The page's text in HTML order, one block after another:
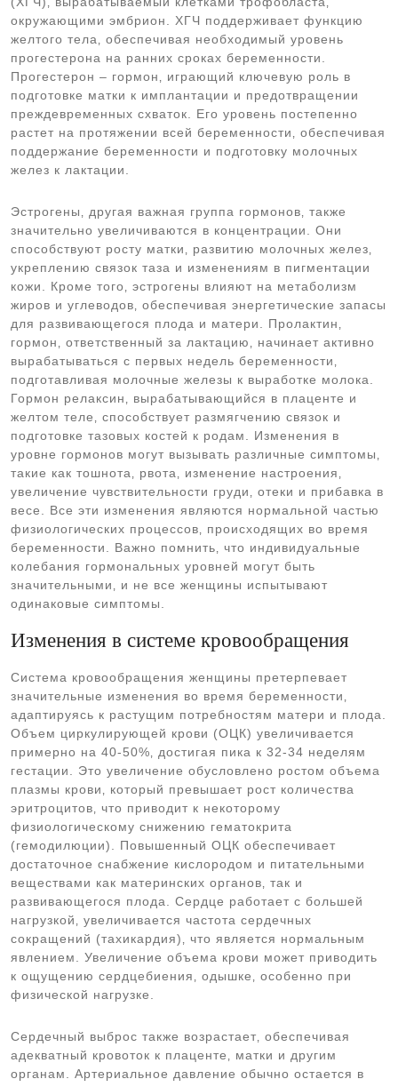
окружающими эмбрион. ХГЧ поддерживает функцию
желтого тела‚ обеспечивая необходимый уровень
прогестерона на ранних сроках беременности.
Прогестерон – гормон‚ играющий ключевую роль в
подготовке матки к имплантации и предотвращении
преждевременных схваток. Его уровень постепенно
растет на протяжении всей беременности‚ обеспечивая
поддержание беременности и подготовку молочных
желез к лактации.
Эстрогены‚ другая важная группа гормонов‚ также
значительно увеличиваются в концентрации. Они
способствуют росту матки‚ развитию молочных желез‚
укреплению связок таза и изменениям в пигментации
кожи. Кроме того‚ эстрогены влияют на метаболизм
жиров и углеводов‚ обеспечивая энергетические запасы
для развивающегося плода и матери. Пролактин‚
гормон‚ ответственный за лактацию‚ начинает активно
вырабатываться с первых недель беременности‚
подготавливая молочные железы к выработке молока.
Гормон релаксин‚ вырабатывающийся в плаценте и
желтом теле‚ способствует размягчению связок и
подготовке тазовых костей к родам. Изменения в
уровне гормонов могут вызывать различные симптомы‚
такие как тошнота‚ рвота‚ изменение настроения‚
увеличение чувствительности груди‚ отеки и прибавка в
весе. Все эти изменения являются нормальной частью
физиологических процессов‚ происходящих во время
беременности. Важно помнить‚ что индивидуальные
колебания гормональных уровней могут быть
значительными‚ и не все женщины испытывают
одинаковые симптомы.
Изменения в системе кровообращения
Система кровообращения женщины претерпевает
значительные изменения во время беременности‚
адаптируясь к растущим потребностям матери и плода.
Объем циркулирующей крови (ОЦК) увеличивается
примерно на 40-50%‚ достигая пика к 32-34 неделям
гестации. Это увеличение обусловлено ростом объема
плазмы крови‚ который превышает рост количества
эритроцитов‚ что приводит к некоторому
физиологическому снижению гематокрита
(гемодилюции). Повышенный ОЦК обеспечивает
достаточное снабжение кислородом и питательными
веществами как материнских органов‚ так и
развивающегося плода. Сердце работает с большей
нагрузкой‚ увеличивается частота сердечных
сокращений (тахикардия)‚ что является нормальным
явлением. Увеличение объема крови может приводить
к ощущению сердцебиения‚ одышке‚ особенно при
физической нагрузке.
Сердечный выброс также возрастает‚ обеспечивая
адекватный кровоток к плаценте‚ матки и другим
органам. Артериальное давление обычно остается в